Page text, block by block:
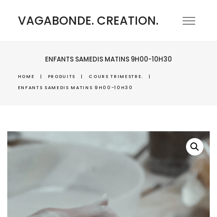
VAGABONDE. CREATION.
ENFANTS SAMEDIS MATINS 9H00-10H30
HOME | PRODUITS | COURS TRIMESTRE.
|
ENFANTS SAMEDIS MATINS 9H00-10H30